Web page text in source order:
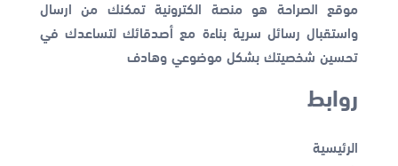
موقع الصراحة هو منصة الكترونية تمكنك من ارسال
واستقبال رسائل سرية بناءة مع أصدقائك لتساعدك في
تحسين شخصيتك بشكل موضوعي وهادف
روابط
الرئيسية